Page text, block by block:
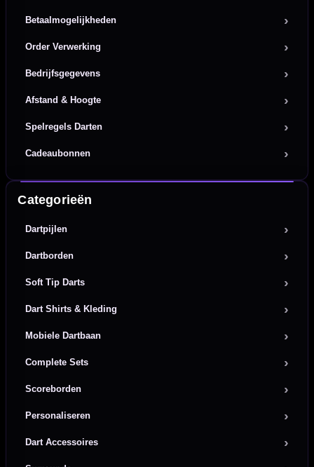
Betaalmogelijkheden
Order Verwerking
Bedrijfsgegevens
Afstand & Hoogte
Spelregels Darten
Cadeaubonnen
Categorieën
Dartpijlen
Dartborden
Soft Tip Darts
Dart Shirts & Kleding
Mobiele Dartbaan
Complete Sets
Scoreborden
Personaliseren
Dart Accessoires